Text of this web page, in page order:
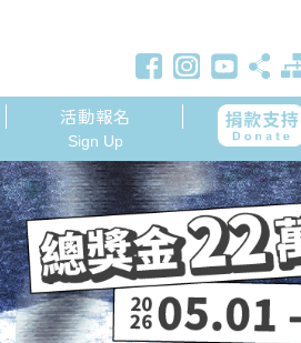
活動報名
Sign Up